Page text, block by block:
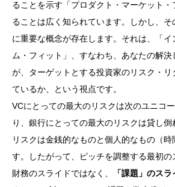
ることを示す「プロダクト・マーケット
ることは広く知られています。しかし、そ
に重要な概念が存在します。それは、「
ム・フィット」、すなわち、あなたの解
が、ターゲットとする投資家のリスク・リ
ているか、という視点です。
VCにとっての最大のリスクは次のユニコ
り、銀行にとっての最大のリスクは貸し
リスクは金銭的なものと個人的なもの（時
す。したがって、ピッチを調整する最初
財務のスライドではなく、
「課題」のスラ